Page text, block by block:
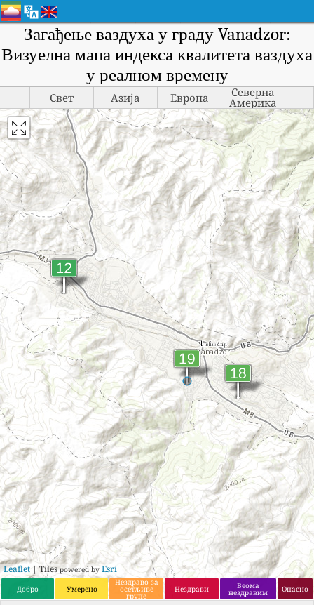
Загађење ваздуха у граду Vanadzor:
Визуелна мапа индекса квалитета ваздуха
у реалном времену
Свет Азија Европа Северна
Америка
Leaflet | Tilespowered by Esri
Добро Умерено
Нездраво за
осетљиве
групе
Нездрави Веома
нездравим Опасно